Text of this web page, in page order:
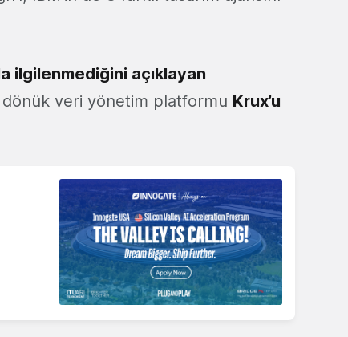
ilgilenmediğini açıklayan
dönük veri yönetim platformu Krux’u